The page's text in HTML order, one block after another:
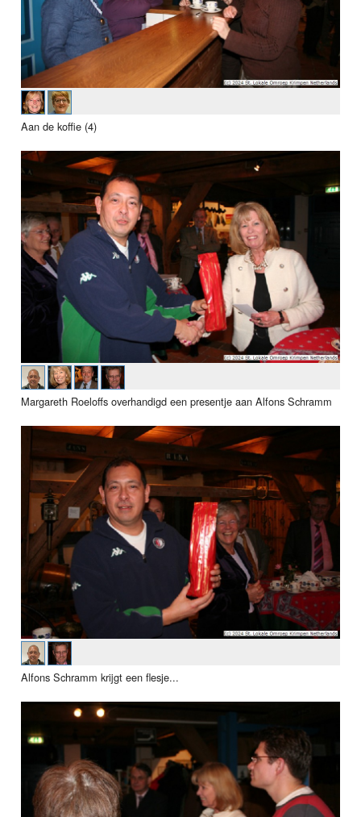
Aan de koffie (4)
Margareth Roeloffs overhandigd een presentje aan Alfons Schramm
Alfons Schramm krijgt een flesje...